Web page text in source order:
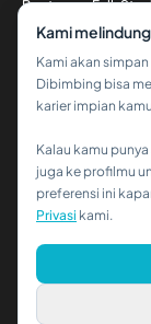
Bootcamp Full-
Metode
© 2026
Kami
Kami akan
Dibimbing bisa
karier impian
Kalau kamu
juga ke profilmu
preferensi ini
Privasi kami.